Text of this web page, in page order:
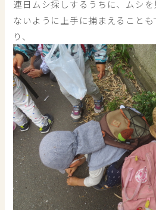
連日ムシ探しするうちに、ムシ
ないように上手に捕まえること
り、